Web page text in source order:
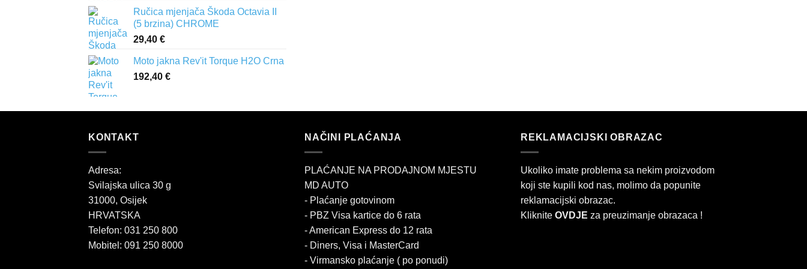
Ručica mjenjača Škoda Octavia II
(5 brzina) CHROME
29,40 €
Moto jakna Rev'it Torque H2O Crna
192,40 €
KONTAKT
Adresa:
Svilajska ulica 30 g
31000, Osijek
HRVATSKA
Telefon: 031 250 800
Mobitel: 091 250 8000
NAČINI PLAĆANJA
PLAĆANJE NA PRODAJNOM MJESTU
MD AUTO
- Plaćanje gotovinom
- PBZ Visa kartice do 6 rata
- American Express do 12 rata
- Diners, Visa i MasterCard
- Virmansko plaćanje ( po ponudi)
REKLAMACIJSKI OBRAZAC
Ukoliko imate problema sa nekim proizvodom
koji ste kupili kod nas, molimo da popunite
reklamacijski obrazac.
Kliknite OVDJE za preuzimanje obrazaca !